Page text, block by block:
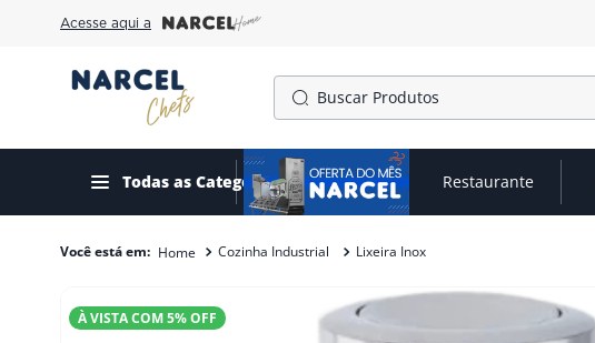
Acesse aqui a
Buscar Produtos
Todas as CategoriasOfertas do mês Restaurante
Cozinha Industrial Lixeira Inox
À VISTA COM5% OFF
1º
cafeteira
2º
fogão
3 º
freezer
gelopar